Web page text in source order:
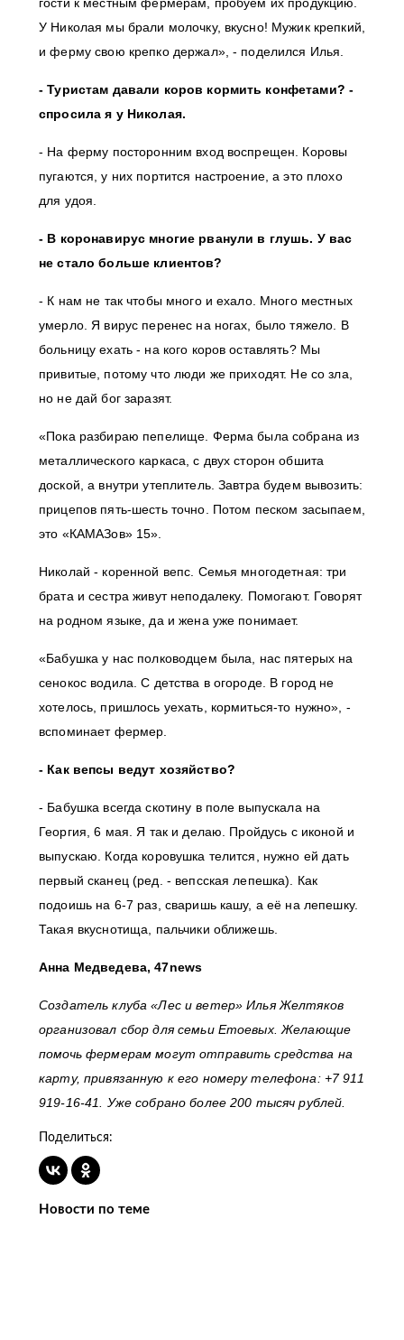
У Николая мы брали молочку, вкусно! Мужик крепкий,
и ферму свою крепко держал», - поделился Илья.
- Туристам давали коров кормить конфетами? -
спросила я у Николая.
- На ферму посторонним вход воспрещен. Коровы
пугаются, у них портится настроение, а это плохо
для удоя.
- В коронавирус многие рванули в глушь. У вас
не стало больше клиентов?
- К нам не так чтобы много и ехало. Много местных
умерло. Я вирус перенес на ногах, было тяжело. В
больницу ехать - на кого коров оставлять? Мы
привитые, потому что люди же приходят. Не со зла,
но не дай бог заразят.
«Пока разбираю пепелище. Ферма была собрана из
металлического каркаса, с двух сторон обшита
доской, а внутри утеплитель. Завтра будем вывозить:
прицепов пять-шесть точно. Потом песком засыпаем,
это «КАМАЗов» 15».
Николай - коренной вепс. Семья многодетная: три
брата и сестра живут неподалеку. Помогают. Говорят
на родном языке, да и жена уже понимает.
«Бабушка у нас полководцем была, нас пятерых на
сенокос водила. С детства в огороде. В город не
хотелось, пришлось уехать, кормиться-то нужно», -
вспоминает фермер.
- Как вепсы ведут хозяйство?
- Бабушка всегда скотину в поле выпускала на
Георгия, 6 мая. Я так и делаю. Пройдусь с иконой и
выпускаю. Когда коровушка телится, нужно ей дать
первый сканец (ред. - вепсская лепешка). Как
подоишь на 6-7 раз, сваришь кашу, а её на лепешку.
Такая вкуснотища, пальчики оближешь.
Анна Медведева,47news
Создатель клуба «Лес и ветер» Илья Желтяков
организовал сбор для семьи Етоевых. Желающие
помочь фермерам могут отправить средства на
карту, привязанную к его номеру телефона: +7 911
919-16-41. Уже собрано более 200 тысяч рублей.
Поделиться:
Новости по теме